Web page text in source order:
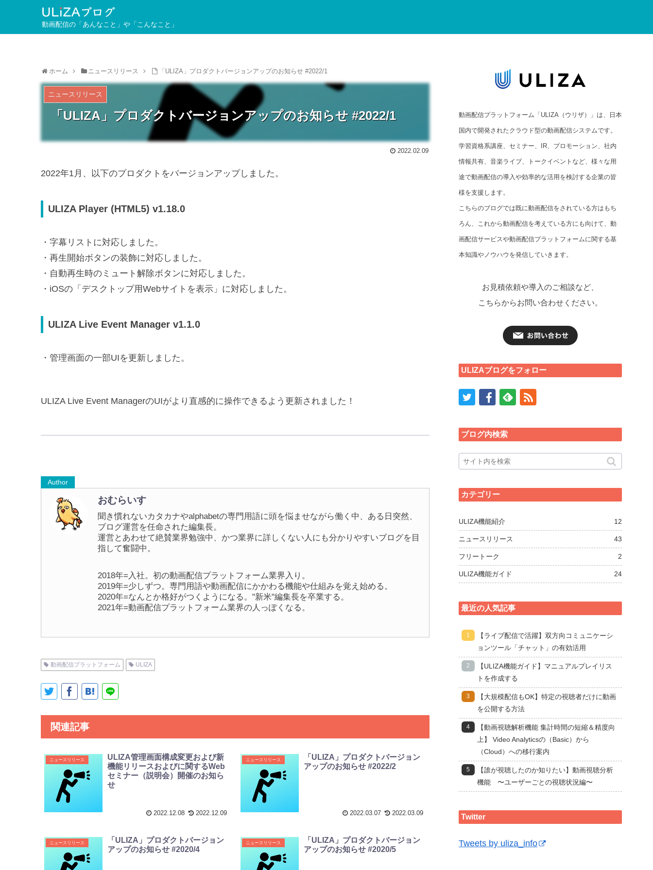
動画配信の「あんなこと」や「こんなこと」
ホーム ニュースリリース 「ULIZA」プロダクトバージョンアップのお知らせ #2022/1
「ULIZA」プロダクトバージョンアップのお知らせ #2022/1
ニュースリリース
2022.02.09
2022年1月、以下のプロダクトをバージョンアップしました。
ULIZA Player (HTML5) v1.18.0
・字幕リストに対応しました。
・再生開始ボタンの装飾に対応しました。
・自動再生時のミュート解除ボタンに対応しました。
・iOSの「デスクトップ用Webサイトを表示」に対応しました。
ULIZA Live Event Manager v1.1.0
・管理画面の一部UIを更新しました。
ULIZA Live Event ManagerのUIがより直感的に操作できるよう更新されました！
Author
おむらいす
聞き慣れないカタカナやalphabetの専門用語に頭を悩ませながら働く中、ある日突然、
ブログ運営を任命された編集長。
運営とあわせて絶賛業界勉強中、かつ業界に詳しくない人にも分かりやすいブログを目
指して奮闘中。
2018年=入社。初の動画配信プラットフォーム業界入り。
2019年=少しずつ。専門用語や動画配信にかかわる機能や仕組みを覚え始める。
2020年=なんとか格好がつくようになる。"新米"編集長を卒業する。
2021年=動画配信プラットフォーム業界の人っぽくなる。
動画配信プラットフォーム ULIZA
関連記事
ニュースリリース
ULIZA管理画面構成変更および新
機能リリースおよびに関するWeb
セミナー（説明会）開催のお知ら
せ
2022.12.08 2022.12.09
ニュースリリース
「ULIZA」プロダクトバージョン
アップのお知らせ #2022/2
2022.03.07 2022.03.09
ニュースリリース
「ULIZA」プロダクトバージョン
アップのお知らせ #2020/4
ニュースリリース
「ULIZA」プロダクトバージョン
アップのお知らせ #2020/5
動画配信プラットフォーム「ULIZA（ウリザ）」は、日本
国内で開発されたクラウド型の動画配信システムです。
学習資格系講座、セミナー、IR、プロモーション、社内
情報共有、音楽ライブ、トークイベントなど、様々な用
途で動画配信の導入や効率的な活用を検討する企業の皆
様を支援します。
こちらのブログでは既に動画配信をされている方はもち
ろん、これから動画配信を考えている方にも向けて、動
画配信サービスや動画配信プラットフォームに関する基
本知識やノウハウを発信していきます。
お見積依頼や導入のご相談など、
こちらからお問い合わせください。
ULIZAブログをフォロー
ブログ内検索
カテゴリー
ULIZA機能紹介 12
ニュースリリース 43
フリートーク 2
ULIZA機能ガイド 24
最近の人気記事
【ライブ配信で活躍】双方向コミュニケーシ
ョンツール「チャット」の有効活用
【ULIZA機能ガイド】マニュアルプレイリス
トを作成する
【大規模配信もOK】特定の視聴者だけに動画
を公開する方法
【動画視聴解析機能 集計時間の短縮＆精度向
上】 Video Analyticsの（Basic）から
（Cloud）への移行案内
【誰が視聴したのか知りたい】動画視聴分析
機能 〜ユーザーごとの視聴状況編〜
Twitter
Tweets by uliza_info